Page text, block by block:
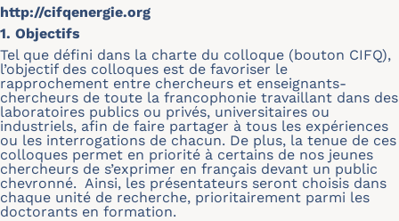
http://cifqenergie.org
1. Objectifs
Tel que défini dans la charte du colloque (bouton CIFQ),
l’objectif des colloques est de favoriser le
rapprochement entre chercheurs et enseignants-
chercheurs de toute la francophonie travaillant dans des
laboratoires publics ou privés, universitaires ou
industriels, afin de faire partager à tous les expériences
ou les interrogations de chacun. De plus, la tenue de ces
colloques permet en priorité à certains de nos jeunes
chercheurs de s’exprimer en français devant un public
chevronné. Ainsi, les présentateurs seront choisis dans
chaque unité de recherche, prioritairement parmi les
doctorants en formation.